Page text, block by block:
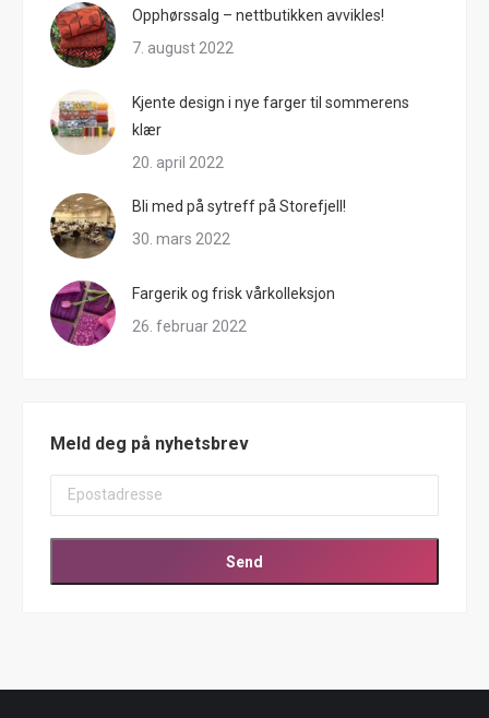
Opphørssalg – nettbutikken avvikles!
7. august 2022
Kjente design i nye farger til sommerens
klær
20. april 2022
Bli med på sytreff på Storefjell!
30. mars 2022
Fargerik og frisk vårkolleksjon
26. februar 2022
Meld deg på nyhetsbrev